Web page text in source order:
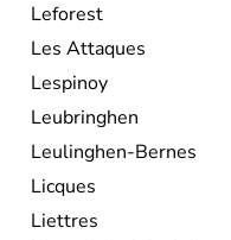
Leforest
Les Attaques
Lespinoy
Leubringhen
Leulinghen-Bernes
Licques
Liettres